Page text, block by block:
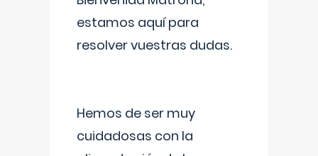
estamos aquí para
resolver vuestras dudas.
Hemos de ser muy
cuidadosas con la